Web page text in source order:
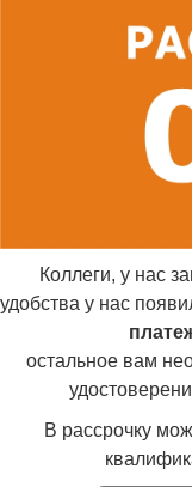
Коллеги, у нас
удобства у нас
остальное вам
В рассрочку